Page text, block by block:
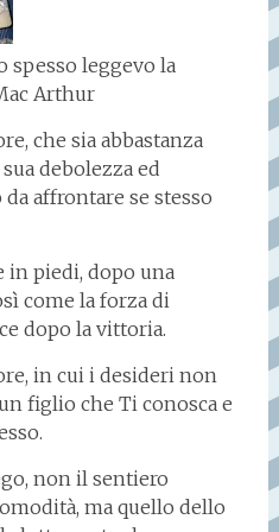
spesso leggevo la
Arthur
che sia abbastanza
debolezza ed
affrontare se stesso
in piedi, dopo una
come la forza di
dopo la vittoria.
in cui i desideri non
figlio che Ti conosca e
non il sentiero
ma quello dello